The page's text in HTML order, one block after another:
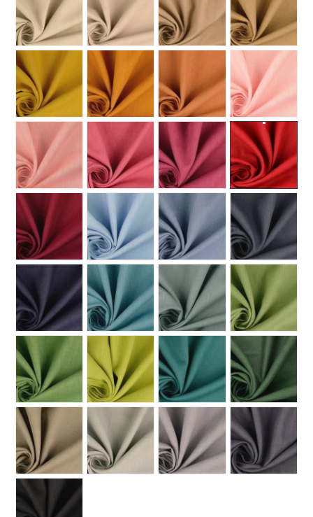
MUUT
🔖 OUTLET
OHJEITA
USEIN KYSYTTYÄ
OTA YHTEYTTÄ